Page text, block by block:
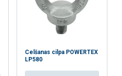
Celšanas cilpa POWERTEX
LP580